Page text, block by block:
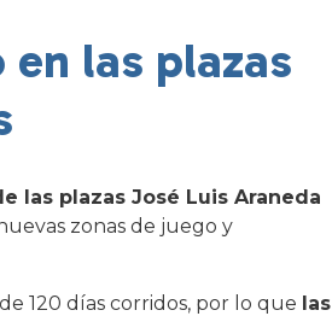
las plazas
las plazas José Luis Araneda
zonas de juego y
120 días corridos, por lo que las